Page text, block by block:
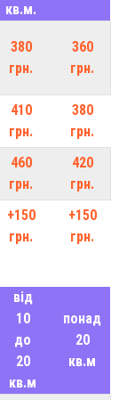
кв.м.
380
грн.
360
грн.
410
грн.
380
грн.
460
грн.
420
грн.
+150
грн.
+150
грн.
від
10
до
20
кв.м
понад
20
кв.м